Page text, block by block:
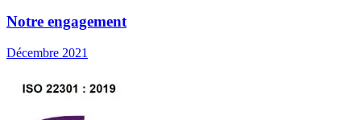
Notre engagement
Décembre 2021